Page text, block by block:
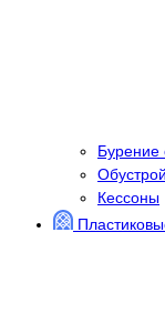
Бурение
Кессоны